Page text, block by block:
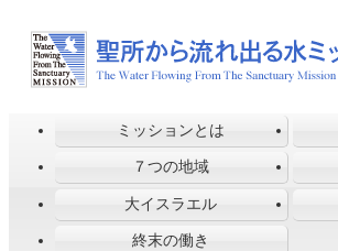
ミッションとは
７つの地域
大イスラエル
終末の働き